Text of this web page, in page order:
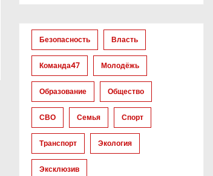
Безопасность Власть
Команда47 Молодёжь
Образование Общество
СВО Семья Спорт
Транспорт Экология
Эксклюзив